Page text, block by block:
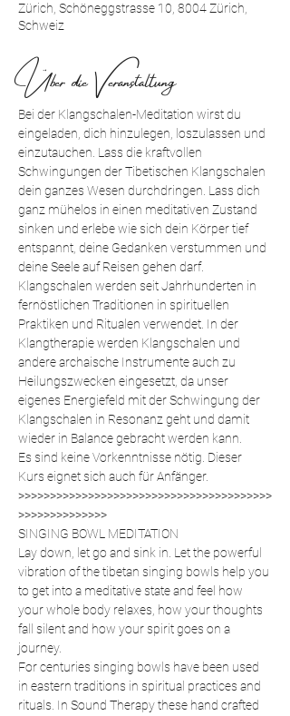
Zürich, Schöneggstrasse 10, 8004 Zürich,
Schweiz
Über die Veranstaltung
Bei der Klangschalen-Meditation wirst du
eingeladen, dich hinzulegen, loszulassen und
einzutauchen. Lass die kraftvollen
Schwingungen der Tibetischen Klangschalen
dein ganzes Wesen durchdringen. Lass dich
ganz mühelos in einen meditativen Zustand
sinken und erlebe wie sich dein Körper tief
entspannt, deine Gedanken verstummen und
deine Seele auf Reisen gehen darf.
Klangschalen werden seit Jahrhunderten in
fernöstlichen Traditionen in spirituellen
Praktiken und Ritualen verwendet. In der
Klangtherapie werden Klangschalen und
andere archaische Instrumente auch zu
Heilungszwecken eingesetzt, da unser
eigenes Energiefeld mit der Schwingung der
Klangschalen in Resonanz geht und damit
wieder in Balance gebracht werden kann.
Es sind keine Vorkenntnisse nötig. Dieser
Kurs eignet sich auch für Anfänger.
>>>>>>>>>>>>>>>>>>>>>>>>>>>>>>>>>>>>>>>>
>>>>>>>>>>>>>>
SINGING BOWL MEDITATION
Lay down, let go and sink in. Let the powerful
vibration of the tibetan singing bowls help you
to get into a meditative state and feel how
your whole body relaxes, how your thoughts
fall silent and how your spirit goes on a
journey.
For centuries singing bowls have been used
in eastern traditions in spiritual practices and
rituals. In Sound Therapy these hand crafted